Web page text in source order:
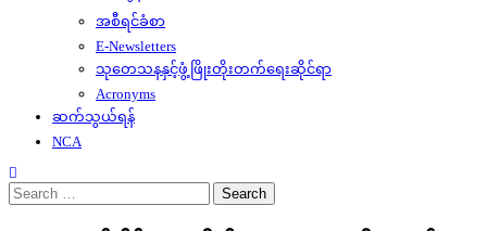
အစီရင်ခံစာ
E-Newsletters
သုတေသနနှင့်ဖွံ့ဖြိုးတိုးတက်ရေးဆိုင်ရာ
Acronyms
ဆက်သွယ်ရန်
NCA
Search
for: